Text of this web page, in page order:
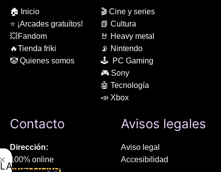
🏠 Inicio
⭐ ¡Arcades gratuítos!
💥Fandom
🔥Tienda friki
🤡 Quienes somos
🎬 Cine y series
📗 Cultura
🤘 Heavy metal
📡 Nintendo
🕹 PC Gaming
🎮 Sony
🤖 Tecnología
📣 Xbox
Contacto
Dirección:
100% online
Avisos legales
Aviso legal
Accesibilidad
LAMENTAMOS